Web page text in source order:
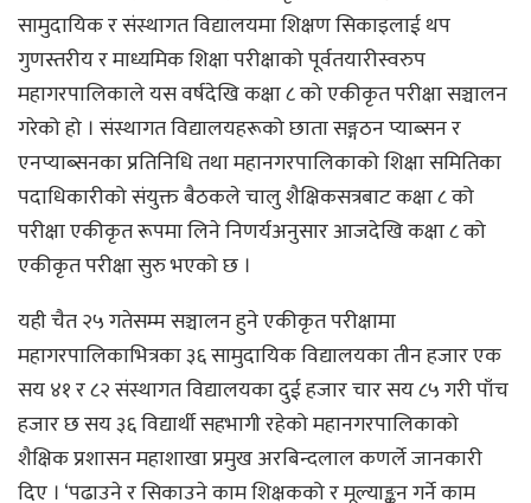
सामुदायिक र संस्थागत विद्यालयमा शिक्षण सिकाइलाई थप
गुणस्तरीय र माध्यमिक शिक्षा परीक्षाको पूर्वतयारीस्वरुप
महागरपालिकाले यस वर्षदेखि कक्षा ८ को एकीकृत परीक्षा सञ्चालन
गरेको हो । संस्थागत विद्यालयहरूको छाता सङ्गठन प्याब्सन र
एनप्याब्सनका प्रतिनिधि तथा महानगरपालिकाको शिक्षा समितिका
पदाधिकारीको संयुक्त बैठकले चालु शैक्षिकसत्रबाट कक्षा ८ को
परीक्षा एकीकृत रूपमा लिने निणर्यअनुसार आजदेखि कक्षा ८ को
एकीकृत परीक्षा सुरु भएको छ ।
यही चैत २५ गतेसम्म सञ्चालन हुने एकीकृत परीक्षामा
महागरपालिकाभित्रका ३६ सामुदायिक विद्यालयका तीन हजार एक
सय ४१ र ८२ संस्थागत विद्यालयका दुई हजार चार सय ८५ गरी पाँच
हजार छ सय ३६ विद्यार्थी सहभागी रहेको महानगरपालिकाको
शैक्षिक प्रशासन महाशाखा प्रमुख अरबिन्दलाल कणर्ले जानकारी
दिए । ‘पढाउने र सिकाउने काम शिक्षकको र मूल्याङ्कन गर्ने काम